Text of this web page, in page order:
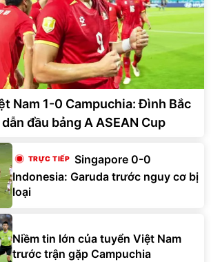
Nam 1-0 Campuchia: Đình Bắc
đầu bảng A ASEAN Cup
Singapore 0-0
Indonesia: Garuda trước nguy cơ bị
loại
Niềm tin lớn của tuyển Việt Nam
trước trận gặp Campuchia